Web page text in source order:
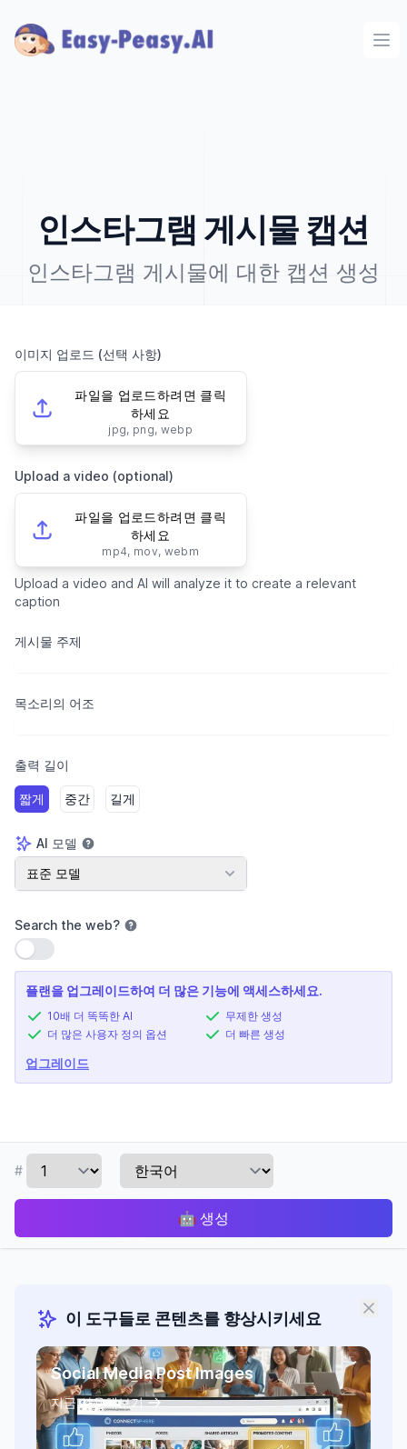
인스타그램 게시물 캡션
인스타그램 게시물에 대한 캡션 생성
이미지 업로드 (선택 사항)
파일을 업로드하려면 클릭
하세요
jpg, png, webp
Upload a video (optional)
파일을 업로드하려면 클릭
하세요
mp4, mov, webm
Upload a video and AI will analyze it to create a relevant
caption
게시물 주제
목소리의 어조
출력 길이
짧게 중간 길게
AI 모델
AI 모델
표준 모델
Search the web?
설정 사용
플랜을 업그레이드하여 더 많은 기능에 액세스하세요.
10배 더 똑똑한 AI
더 많은 사용자 정의 옵션
무제한 생성
더 빠른 생성
업그레이드
#
🤖 생성
이 도구들로 콘텐츠를 향상시키세요
Social Media Post Images
지금 사용해보기